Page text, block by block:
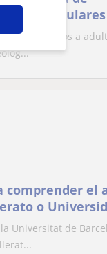
Mis clases
aprender
desde niños a
comprender el
o
Universitat de